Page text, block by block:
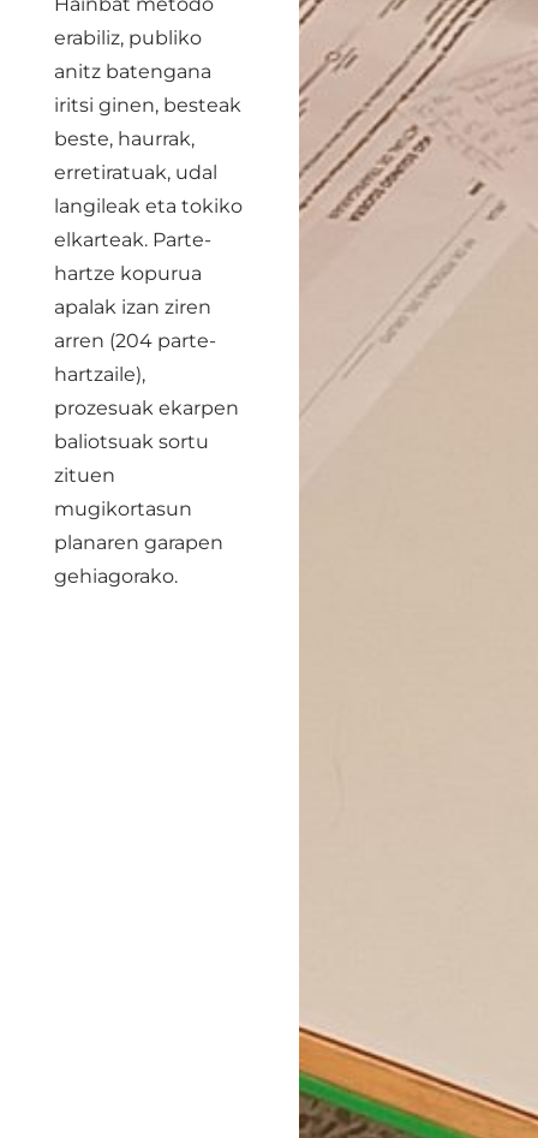
erabiliz, publiko
anitz batengana
iritsi ginen, besteak
beste, haurrak,
erretiratuak, udal
langileak eta tokiko
elkarteak. Parte-
hartze kopurua
apalak izan ziren
arren (204 parte-
hartzaile),
prozesuak ekarpen
baliotsuak sortu
zituen
mugikortasun
planaren garapen
gehiagorako.